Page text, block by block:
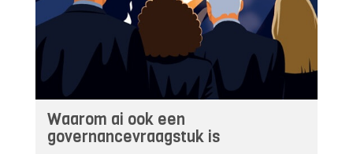
Waarom ai ook een
governancevraagstuk is